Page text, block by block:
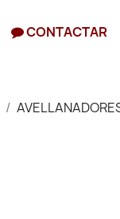
CONTACTAR